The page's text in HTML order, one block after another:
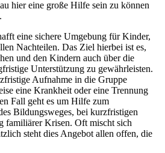
hier eine große Hilfe sein zu können
eine sichere Umgebung für Kinder,
Nachteilen. Das Ziel hierbei ist es,
und den Kindern auch über die
Unterstützung zu gewährleisten.
Aufnahme in die Gruppe
eine Krankheit oder eine Trennung
Fall geht es um Hilfe zum
Bildungsweges, bei kurzfristigen
familiärer Krisen. Oft mischt sich
steht dies Angebot allen offen, die